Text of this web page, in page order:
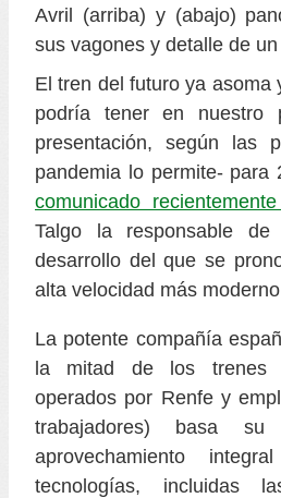
El tren del futuro ya asoma
podría tener en nuestro
presentación, según las
pandemia lo permite- para
comunicado recientemente
Talgo la responsable
desarrollo del que se
alta velocidad más
La potente compañía
la mitad de los trenes
operados por Renfe y
trabajadores) basa
aprovechamiento
tecnologías, incluidas